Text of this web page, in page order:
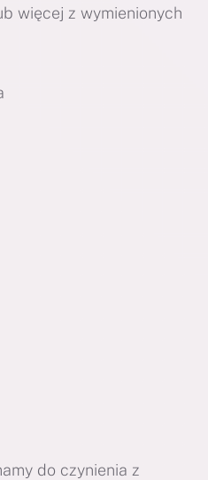
więcej z wymienionych
do czynienia z